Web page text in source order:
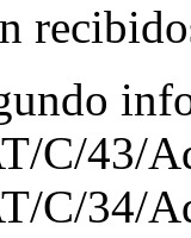
C/43/
C/34/